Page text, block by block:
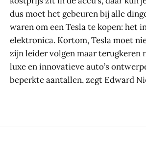
dus moet het gebeuren bij alle
waren om een Tesla te kopen: het
elektronica. Kortom, Tesla moet
zijn leider volgen maar terugkeren
luxe en innovatieve auto’s
beperkte aantallen, zegt Edward